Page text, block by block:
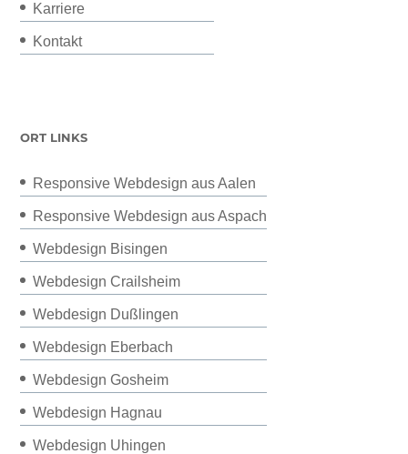
Karriere
Kontakt
ORT LINKS
Responsive Webdesign aus Aalen
Responsive Webdesign aus Aspach
Webdesign Bisingen
Webdesign Crailsheim
Webdesign Dußlingen
Webdesign Eberbach
Webdesign Gosheim
Webdesign Hagnau
Webdesign Uhingen